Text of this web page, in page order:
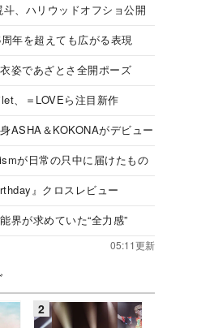
斗、ハリウッドオフショ公開
年を超えても広がる表現
姿であざとさ全開ポーズ
、＝LOVEら注目新作
身ASHA＆KOKONAがデビュー
が日常の只中に届けたもの
』クロスレビュー
界が求めていた“全力感”
05:11更新